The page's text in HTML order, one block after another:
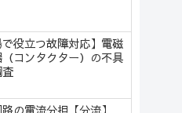
で役立つ故障対応】電磁
コンタクター）の不具